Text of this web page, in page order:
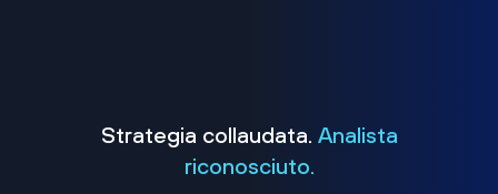
Strategia collaudata. Analista
riconosciuto.